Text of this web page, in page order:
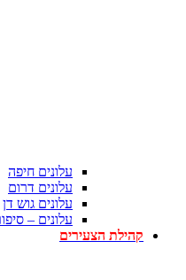
עלונים חיפה
עלונים דרום
עלונים גוש דן
עלונים –
קהילת הצעירים